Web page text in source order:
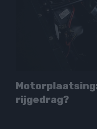
rijgedrag?